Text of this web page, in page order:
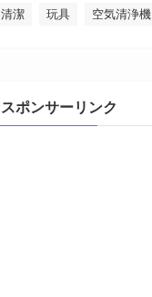
清潔 玩具 空気清浄機
スポンサーリンク